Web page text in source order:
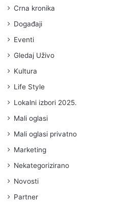
Crna kronika
Događaji
Eventi
Gledaj Uživo
Kultura
Life Style
Lokalni izbori 2025.
Mali oglasi
Mali oglasi privatno
Marketing
Nekategorizirano
Novosti
Partner